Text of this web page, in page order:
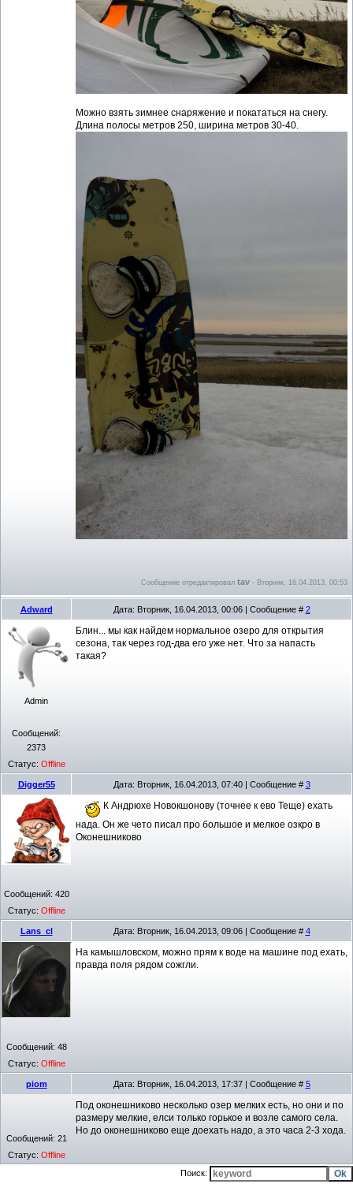
Можно взять зимнее снаряжение и покататься на снегу.
Длина полосы метров 250, ширина метров 30-40.
Сообщение отредактировал tav - Вторник, 16.04.2013, 00:53
Adward Дата: Вторник, 16.04.2013, 00:06 | Сообщение # 2
Admin
Сообщений:
2373
Статус: Offline
Блин... мы как найдем нормальное озеро для открытия
сезона, так через год-два его уже нет. Что за напасть
такая?
Digger55 Дата: Вторник, 16.04.2013, 07:40 | Сообщение # 3
Сообщений: 420
Статус: Offline
К Андрюхе Новокшонову (точнее к ево Теще) ехать
нада. Он же чето писал про большое и мелкое озкро в
Оконешниково
Lans_cl Дата: Вторник, 16.04.2013, 09:06 | Сообщение # 4
Сообщений: 48
Статус: Offline
На камышловском, можно прям к воде на машине под ехать,
правда поля рядом сожгли.
piom Дата: Вторник, 16.04.2013, 17:37 | Сообщение # 5
Сообщений: 21
Статус: Offline
Под оконешниково несколько озер мелких есть, но они и по
размеру мелкие, елси только горькое и возле самого села.
Но до оконешниково еще доехать надо, а это часа 2-3 хода.
Поиск: